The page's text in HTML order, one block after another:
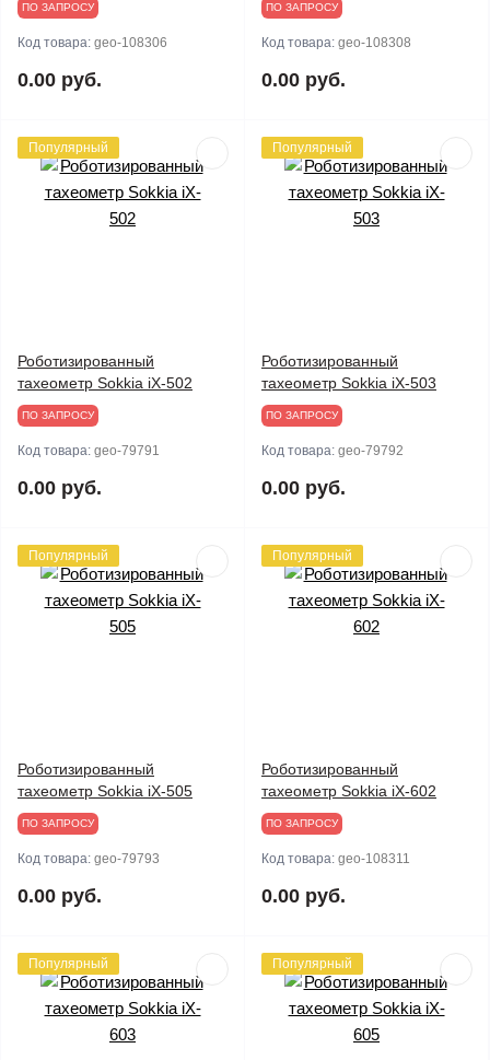
ПО ЗАПРОСУ
Код товара: geo-108306
0.00 руб.
ПО ЗАПРОСУ
Код товара: geo-108308
0.00 руб.
Популярный
Роботизированный
тахеометр Sokkia iX-502
ПО ЗАПРОСУ
Код товара: geo-79791
0.00 руб.
Популярный
Роботизированный
тахеометр Sokkia iX-503
ПО ЗАПРОСУ
Код товара: geo-79792
0.00 руб.
Популярный
Роботизированный
тахеометр Sokkia iX-505
ПО ЗАПРОСУ
Код товара: geo-79793
0.00 руб.
Популярный
Роботизированный
тахеометр Sokkia iX-602
ПО ЗАПРОСУ
Код товара: geo-108311
0.00 руб.
Популярный Популярный